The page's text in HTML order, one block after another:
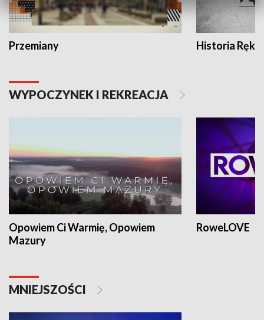
Przemiany Historia Ręką
WYPOCZYNEK I REKREACJA
Opowiem Ci Warmię, Opowiem
Mazury
RoweLOVE
MNIEJSZOŚCI